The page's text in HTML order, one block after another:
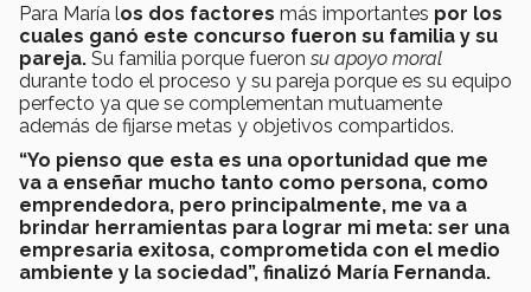
Para María los dos factores más importantes por los
cuales ganó este concurso fueron su familia y su
pareja. Su familia porque fueronsu apoyo moral
durante todo el proceso y su pareja porque es su equipo
perfecto ya que se complementan mutuamente
además de fijarse metas y objetivos compartidos.
“Yo pienso que esta es una oportunidad que me
va a enseñar mucho tanto como persona, como
emprendedora, pero principalmente, me va a
brindar herramientas para lograr mi meta: ser una
empresaria exitosa, comprometida con el medio
ambiente y la sociedad”, finalizó María Fernanda.